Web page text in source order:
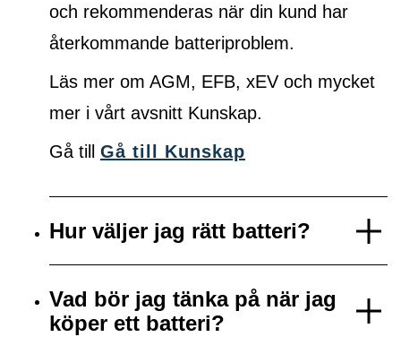
och rekommenderas när din kund har
återkommande batteriproblem.
Läs mer om AGM, EFB, xEV och mycket
mer i vårt avsnitt Kunskap.
Gå till Gå till Kunskap
Hur väljer jag rätt batteri?
Vad bör jag tänka på när jag
köper ett batteri?